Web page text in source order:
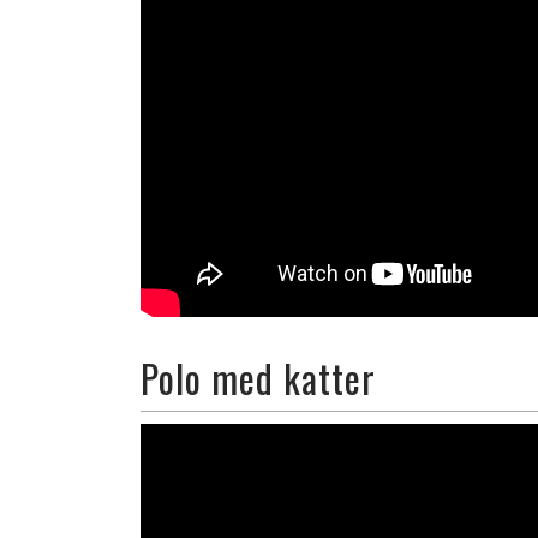
Polo med katter